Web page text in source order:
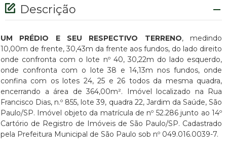
Descrição
UM PRÉDIO E SEU RESPECTIVO TERRENO,
medindo
10,00m de frente, 30,43m da frente aos fundos, do lado direito
onde confronta com o lote nº 40, 30,22m do lado esquerdo,
onde confronta com o lote 38 e 14,13m nos fundos, onde
confina com os lotes 24, 25 e 26 todos da mesma quadra,
encerrando a área de 364,00m². Imóvel localizado na Rua
Francisco Dias, n.º 855, lote 39, quadra 22, Jardim da Saúde, São
Paulo/SP. Imóvel objeto da matrícula de nº 52.286 junto ao 14º
Cartório de Registro de Imóveis de São Paulo/SP. Cadastrado
pela Prefeitura Municipal de São Paulo sob nº 049.016.0039-7.